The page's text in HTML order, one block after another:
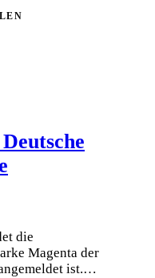
die
Magenta der
ist.…